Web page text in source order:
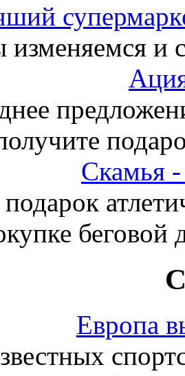
и
беговой
Европа